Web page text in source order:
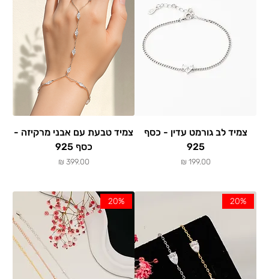
צמיד לב גורמט עדין - כסף
925
מחיר
צמיד טבעת עם אבני מרקיזה -
כסף 925
מחיר
20%
20%